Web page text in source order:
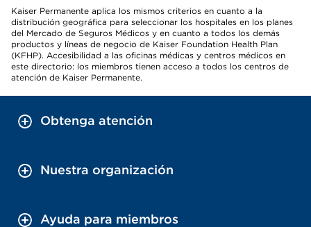
Kaiser Permanente aplica los mismos criterios en cuanto a la
distribución geográfica para seleccionar los hospitales en los planes
del Mercado de Seguros Médicos y en cuanto a todos los demás
productos y líneas de negocio de Kaiser Foundation Health Plan
(KFHP). Accesibilidad a las oficinas médicas y centros médicos en
este directorio: los miembros tienen acceso a todos los centros de
atención de Kaiser Permanente.
Obtenga atención
Nuestra organización
Ayuda para miembros